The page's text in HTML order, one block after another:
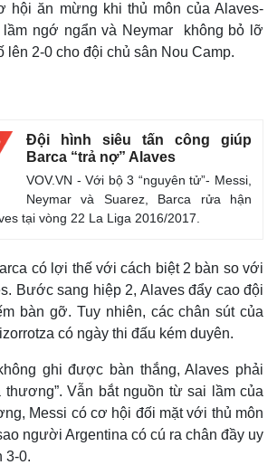
hội ăn mừng khi thủ môn của Alaves-
lầm ngớ ngẩn và Neymar không bỏ lỡ
lên 2-0 cho đội chủ sân Nou Camp.
Đội hình siêu tấn công giúp
Barca “trả nợ” Alaves
VOV.VN - Với bộ 3 “nguyên tử”- Messi,
Neymar và Suarez, Barca rửa hận
tại vòng 22 La Liga 2016/2017.
có lợi thế với cách biệt 2 bàn so với
Bước sang hiệp 2, Alaves đẩy cao đội
bàn gỡ. Tuy nhiên, các chân sút của
có ngày thi đấu kém duyên.
ghi được bàn thắng, Alaves phải
thương”. Vẫn bắt nguồn từ sai lầm của
Messi có cơ hội đối mặt với thủ môn
người Argentina có cú ra chân đầy uy
3-0.